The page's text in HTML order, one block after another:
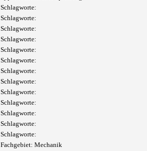
Schlagworte:
Schlagworte:
Schlagworte:
Schlagworte:
Schlagworte:
Schlagworte:
Schlagworte:
Schlagworte:
Schlagworte:
Schlagworte:
Schlagworte:
Schlagworte:
Schlagworte:
Fachgebiet: Mechanik